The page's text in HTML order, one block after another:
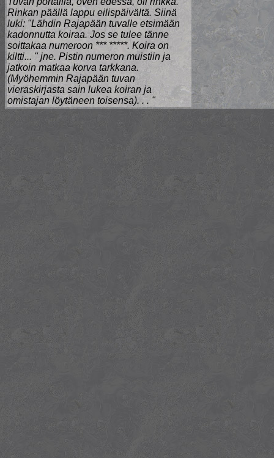
Rinkan päällä lappu eilispäivältä. Siinä
luki: "Lähdin Rajapään tuvalle etsimään
kadonnutta koiraa. Jos se tulee tänne
soittakaa numeroon *** *****. Koira on
kiltti... " jne. Pistin numeron muistiin ja
jatkoin matkaa korva tarkkana.
(Myöhemmin Rajapään tuvan
vieraskirjasta sain lukea koiran ja
omistajan löytäneen toisensa). . . "